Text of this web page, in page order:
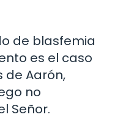
de blasfemia
es el caso
de Aarón,
no
Señor.